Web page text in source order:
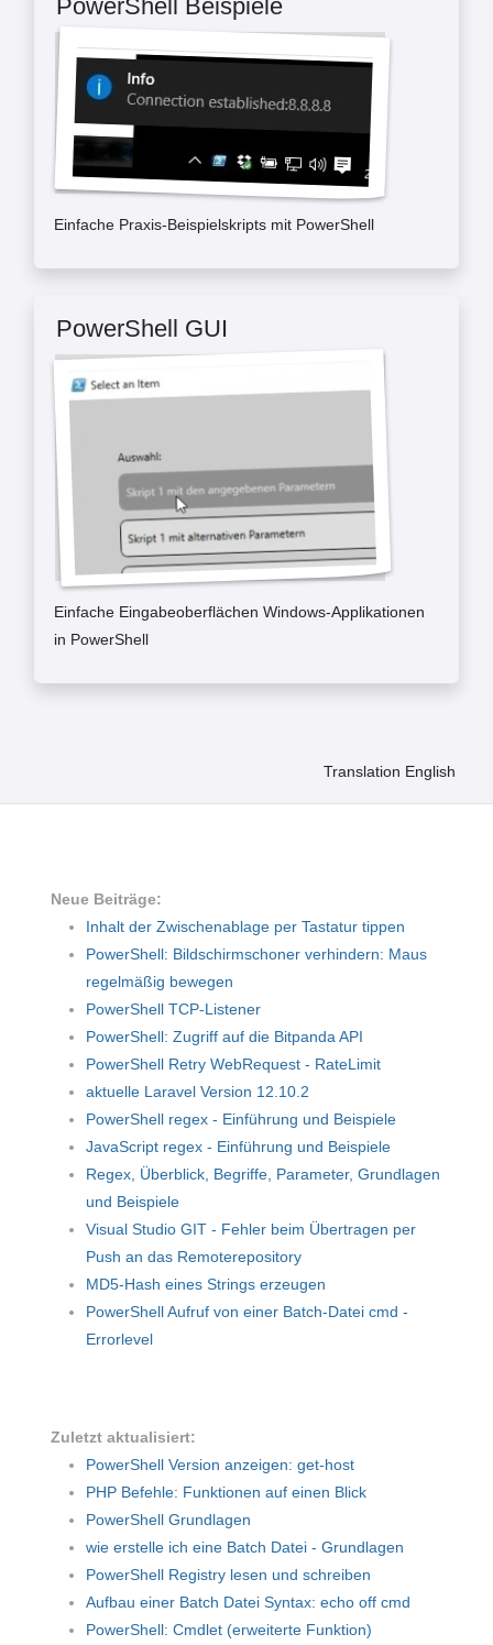
PowerShell Beispiele
Einfache Praxis-Beispielskripts mit PowerShell
PowerShell GUI
Einfache Eingabeoberflächen Windows-Applikationen
in PowerShell
Translation English
Neue Beiträge:
Inhalt der Zwischenablage per Tastatur tippen
PowerShell: Bildschirmschoner verhindern: Maus
regelmäßig bewegen
PowerShell TCP-Listener
PowerShell: Zugriff auf die Bitpanda API
PowerShell Retry WebRequest - RateLimit
aktuelle Laravel Version 12.10.2
PowerShell regex - Einführung und Beispiele
JavaScript regex - Einführung und Beispiele
Regex, Überblick, Begriffe, Parameter, Grundlagen
und Beispiele
Visual Studio GIT - Fehler beim Übertragen per
Push an das Remoterepository
MD5-Hash eines Strings erzeugen
PowerShell Aufruf von einer Batch-Datei cmd -
Errorlevel
Zuletzt aktualisiert:
PowerShell Version anzeigen: get-host
PHP Befehle: Funktionen auf einen Blick
PowerShell Grundlagen
wie erstelle ich eine Batch Datei - Grundlagen
PowerShell Registry lesen und schreiben
Aufbau einer Batch Datei Syntax: echo off cmd
PowerShell: Cmdlet (erweiterte Funktion)